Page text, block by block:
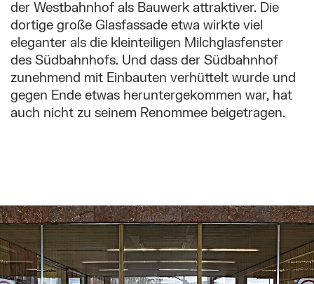
der Westbahnhof als Bauwerk attraktiver. Die
dortige große Glasfassade etwa wirkte viel
eleganter als die kleinteiligen Milchglasfenster
des Südbahnhofs. Und dass der Südbahnhof
zunehmend mit Einbauten verhüttelt wurde und
gegen Ende etwas heruntergekommen war, hat
auch nicht zu seinem Renommee beigetragen.
Überspringe den Bilder Slider